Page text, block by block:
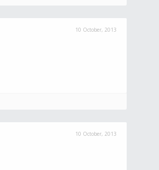
10 October, 2013
10 October, 2013